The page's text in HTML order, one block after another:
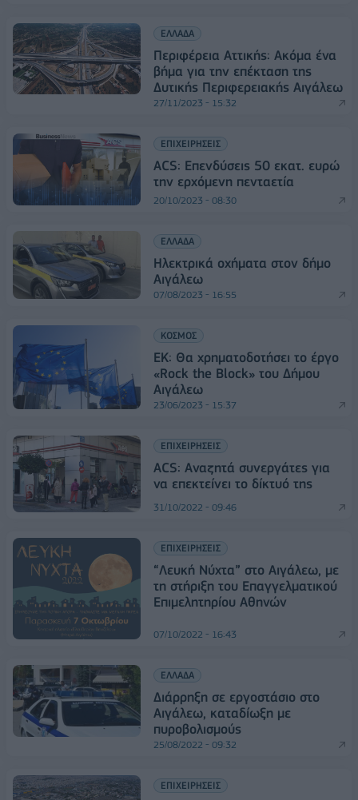
ΕΛΛΑΔΑ
Περιφέρεια Αττικής: Ακόμα ένα
βήμα για την επέκταση της
Δυτικής Περιφερειακής Αιγάλεω
27/11/2023 - 15:32
ΕΠΙΧΕΙΡΗΣΕΙΣ
ΑCS: Επενδύσεις 50 εκατ. ευρώ
την ερχόμενη πενταετία
20/10/2023 - 08:30
ΕΛΛΑΔΑ
Ηλεκτρικά οχήματα στον δήμο
Αιγάλεω
07/08/2023 - 16:55
ΚΟΣΜΟΣ
ΕΚ: Θα χρηματοδοτήσει το έργο
«Rock the Block» του Δήμου
Αιγάλεω
23/06/2023 - 15:37
ΕΠΙΧΕΙΡΗΣΕΙΣ
ACS: Αναζητά συνεργάτες για
να επεκτείνει το δίκτυό της
31/10/2022 - 09:46
ΕΠΙΧΕΙΡΗΣΕΙΣ
“Λευκή Νύχτα” στο Αιγάλεω, με
τη στήριξη του Επαγγελματικού
Επιμελητηρίου Αθηνών
07/10/2022 - 16:43
ΕΛΛΑΔΑ
Διάρρηξη σε εργοστάσιο στο
Αιγάλεω, καταδίωξη με
πυροβολισμούς
25/08/2022 - 09:32
ΕΠΙΧΕΙΡΗΣΕΙΣ